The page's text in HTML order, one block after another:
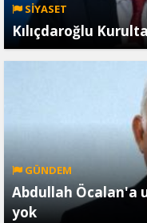
SİYASET
Kılıçdaroğlu
GÜNDEM
Abdullah Öcalan'a
yok